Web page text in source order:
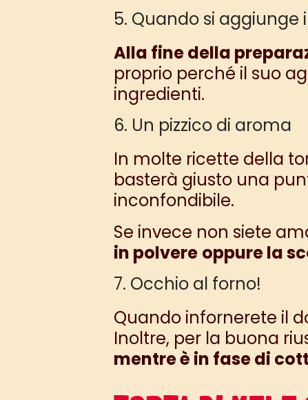
5. Quando si aggiunge
Alla fine della
proprio perché il suo
ingredienti.
6. Un pizzico di aroma
In molte ricette della
basterà giusto una
inconfondibile.
Se invece non siete
in polvere oppure la
7. Occhio al forno!
Quando infornerete il
Inoltre, per la buona
mentre è in fase di